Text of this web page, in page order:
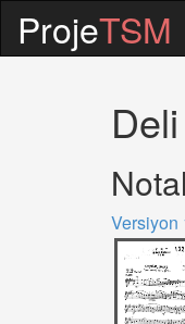
ProjeTSM
Versiyon